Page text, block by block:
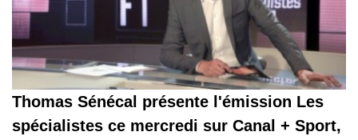
Thomas Sénécal présente l'émission Les
spécialistes ce mercredi sur Canal + Sport,